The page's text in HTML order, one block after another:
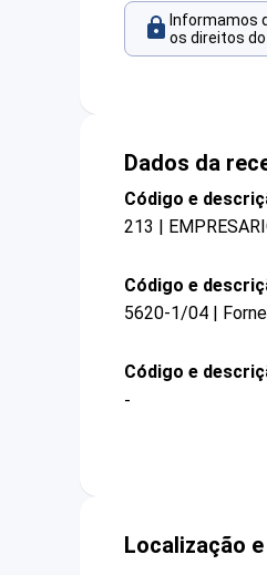
Informamos
os direitos
Dados da
Código e
213 |
Código e
5620-1/04 |
Código e
-
Localização